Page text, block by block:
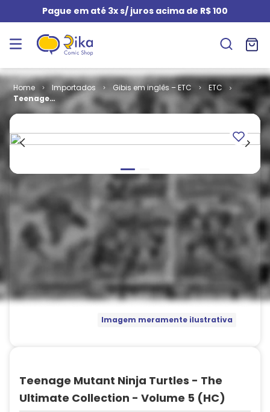
Pague em até 3x s/ juros acima de R$ 100
Importados Gibis em inglês – ETC
ETC
Teenage
Mutant Ninja
Ultimate
Collection -
Imagem meramente ilustrativa
Teenage Mutant Ninja Turtles - The
Ultimate Collection - Volume 5 (HC)